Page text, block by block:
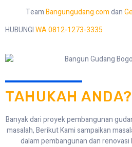
TeamBangungudang.comdan
HUBUNGIWA 0812-1273-3335
TAHUKAH ANDA?
Banyak dari proyek pembangunan
masalah, Berikut Kami sampaikan
dalam pembangunan dan renovasi